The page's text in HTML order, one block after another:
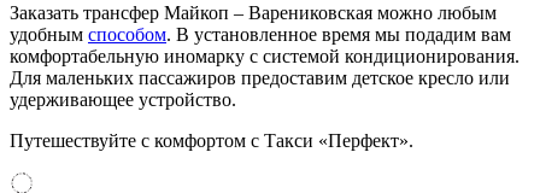
Заказать трансфер Майкоп – Варениковская можно любым
удобным способом. В установленное время мы подадим вам
комфортабельную иномарку с системой кондиционирования.
Для маленьких пассажиров предоставим детское кресло или
удерживающее устройство.
Путешествуйте с комфортом с Такси «Перфект».